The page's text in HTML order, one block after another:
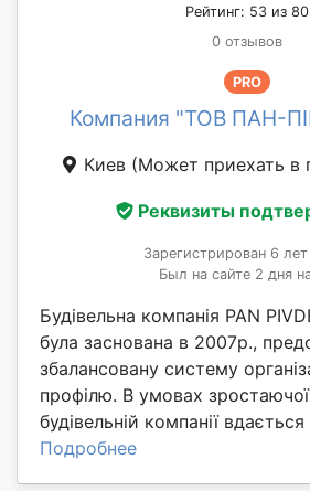
Рейтинг: 53 из 80
0 отзывов
PRO
Компания "ТОВ ПАН-
Киев (Может приехать в
Реквизиты
Зарегистрирован 6 лет
Был на сайте 2 дня
Будівельна компанія PAN
була заснована в 2007р.,
збалансовану систему
профілю. В умовах зростаючої
будівельній компанії вдається
Подробнее